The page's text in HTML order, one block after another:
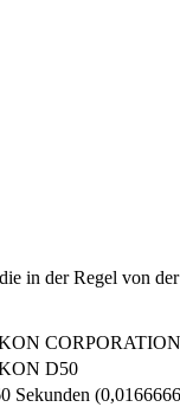
in der Regel von
CORPORATION
D50
Sekunden